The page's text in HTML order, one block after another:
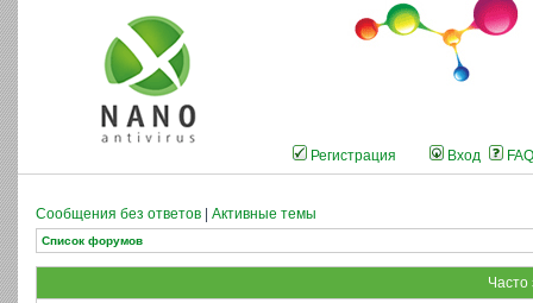
Регистрация Вход FAQ
Сообщения без ответов Активные темы
Список форумов
Часто